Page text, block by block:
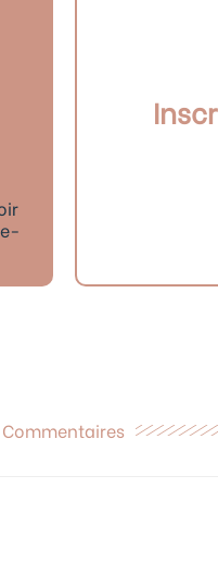
Commentaires